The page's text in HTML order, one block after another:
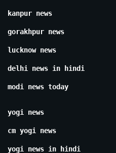
kanpur news
gorakhpur news
lucknow news
delhi news in hindi
modi news today
yogi news
cm yogi news
yogi news in hindi